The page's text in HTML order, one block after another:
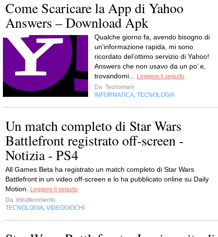
Come Scaricare la App di Yahoo
Answers – Download Apk
Qualche giorno fa, avendo bisogno di
un’informazione rapida, mi sono
ricordato del’ottimo servizio di Yahoo!
Answers che non usavo da un po’ e,
trovandomi...
Leggere il seguito
Da Tecnomani
INFORMATICA TECNOLOGIA
Un match completo di Star Wars
Battlefront registrato off-screen -
Notizia - PS4
All Games Beta ha registrato un match completo di Star Wars
Battlefront in un video off-screen e lo ha pubblicato online su Daily
Motion.
Leggere il seguito
Da
Intrattenimento
TECNOLOGIA VIDEOGIOCHI